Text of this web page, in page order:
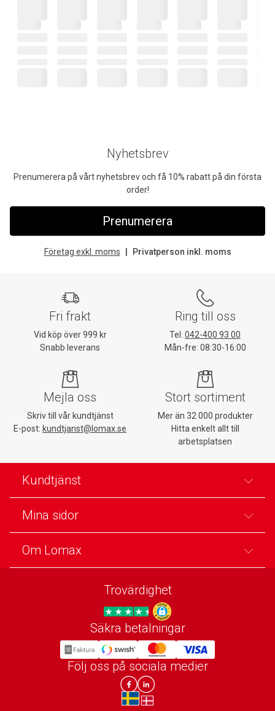
Nyhetsbrev
Prenumerera på vårt nyhetsbrev och få 10% rabatt på din första
order!
Prenumerera
Företag exkl. moms Privatperson inkl. moms
Fri frakt
Vid köp över 999 kr
Snabb leverans
Ring till oss
Tel: 042-400 93 00
Mån-fre: 08:30-16:00
Mejla oss
Skriv till vår kundtjänst
E-post: kundtjanst@lomax.se
Stort sortiment
Mer än 32 000 produkter
Hitta enkelt allt till
arbetsplatsen
Kundtjänst
Mina sidor
Om Lomax
Trovärdighet
Trygg E-handel
Säkra betalningar
Följ oss på sociala medier
Lomax DK Facebook
Lomax SE LinkIn
sv-SEda-DK